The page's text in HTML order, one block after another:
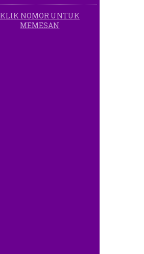
0878787 21 888
KLIK NOMOR UNTUK
MEMESAN